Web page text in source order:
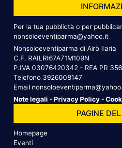
Per la tua pubblictà o per
nonsoloeventiparma@yahoo.it
Nonsoloeventiparma di Airò Ilaria
C.F. RAILRI67A71M109N
P.IVA 03076420342 - REA PR
Telefono 3926008147
Email
Note legali -Privacy Policy -
PAGINE
Homepage
Eventi